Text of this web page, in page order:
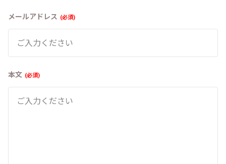
メールアドレス 必須
本文 必須